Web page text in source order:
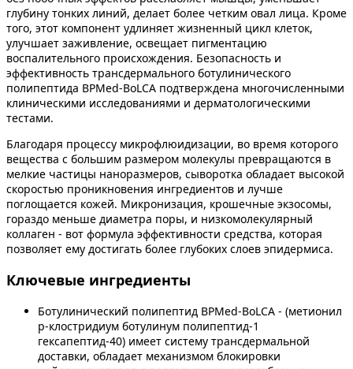
глубину тонких линий, делает более четким овал лица. Кроме
того, этот компонент удлиняет жизненный цикл клеток,
улучшает заживление, освещает пигментацию
воспалительного происхождения. Безопасность и
эффективность трансдермального ботулинического
полипептида BPMed-BoLCA подтверждена многочисленными
клиническими исследованиями и дерматологическими
тестами.
Благодаря процессу микрофлюидизации, во время которого
вещества с большим размером молекулы превращаются в
мелкие частицы наноразмеров, сыворотка обладает высокой
скоростью проникновения ингредиентов и лучше
поглощается кожей. Микронизация, крошечные экзосомы,
гораздо меньше диаметра поры, и низкомолекулярный
коллаген - вот формула эффективности средства, которая
позволяет ему достигать более глубоких слоев эпидермиса.
Ключевые ингредиенты
Ботулинический полипептид BPMed-BoLCA - (метионил
р-клостридиум ботулинум полипептид-1
гексапептид-40) имеет систему трансдермальной
доставки, обладает механизмом блокировки